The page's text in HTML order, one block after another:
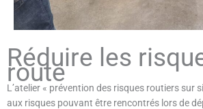
Réduire les
route
L’atelier « prévention des risques routiers sur
aux risques pouvant être rencontrés lors de